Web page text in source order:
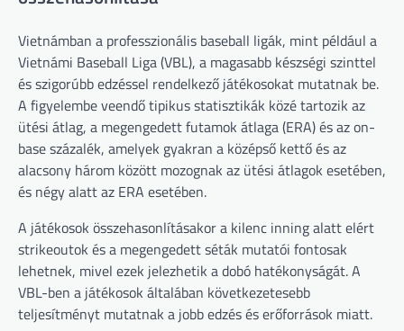
Vietnámban a professzionális baseball ligák, mint például a
Vietnámi Baseball Liga (VBL), a magasabb készségi szinttel
és szigorúbb edzéssel rendelkező játékosokat mutatnak be.
A figyelembe veendő tipikus statisztikák közé tartozik az
ütési átlag, a megengedett futamok átlaga (ERA) és az on-
base százalék, amelyek gyakran a középső kettő és az
alacsony három között mozognak az ütési átlagok esetében,
és négy alatt az ERA esetében.
A játékosok összehasonlításakor a kilenc inning alatt elért
strikeoutok és a megengedett séták mutatói fontosak
lehetnek, mivel ezek jelezhetik a dobó hatékonyságát. A
VBL-ben a játékosok általában következetesebb
teljesítményt mutatnak a jobb edzés és erőforrások miatt.